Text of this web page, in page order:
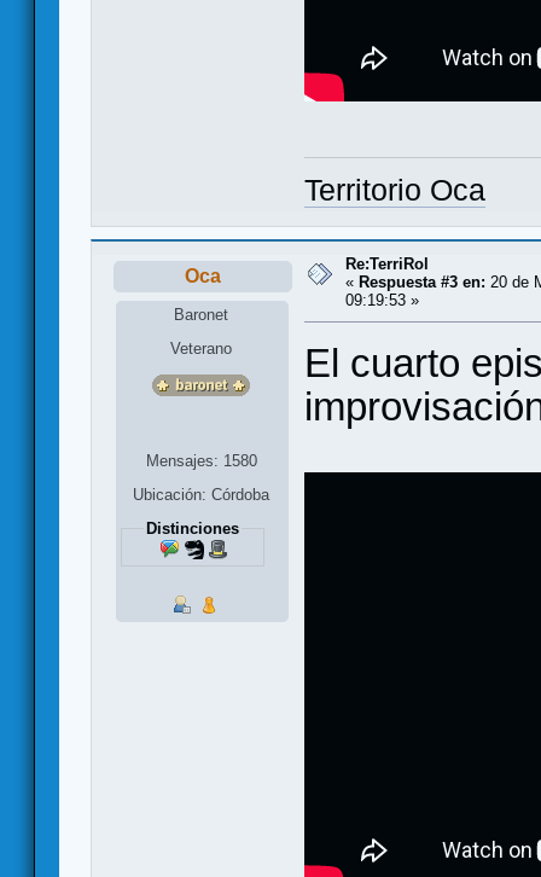
Territorio Oca
Oca
Baronet
Veterano
Mensajes: 1580
Ubicación: Córdoba
Distinciones
Re:TerriRol
« Respuesta #3 en: 20 de
09:19:53 »
El cuarto